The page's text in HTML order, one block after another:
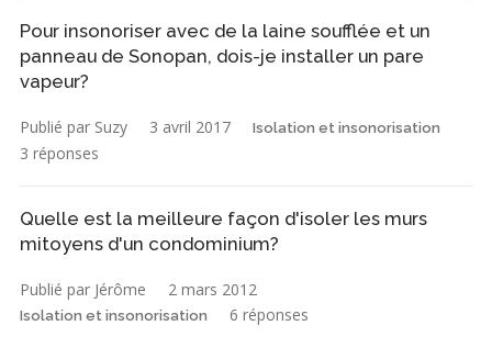
Pour insonoriser avec de la laine soufflée et un
panneau de Sonopan, dois-je installer un pare
vapeur?
Publié par Suzy 3 avril 2017 Isolation et insonorisation
3 réponses
Quelle est la meilleure façon d'isoler les murs
mitoyens d'un condominium?
Publié par Jérôme 2 mars 2012
Isolation et insonorisation 6 réponses